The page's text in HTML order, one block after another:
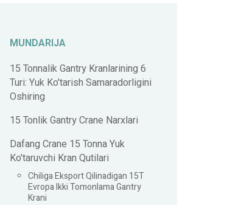
MUNDARIJA
15 Tonnalik Gantry Kranlarining 6
Turi: Yuk Ko'tarish Samaradorligini
Oshiring
15 Tonlik Gantry Crane Narxlari
Dafang Crane 15 Tonna Yuk
Ko'taruvchi Kran Qutilari
Chiliga Eksport Qilinadigan 15T
Evropa Ikki Tomonlama Gantry
Krani